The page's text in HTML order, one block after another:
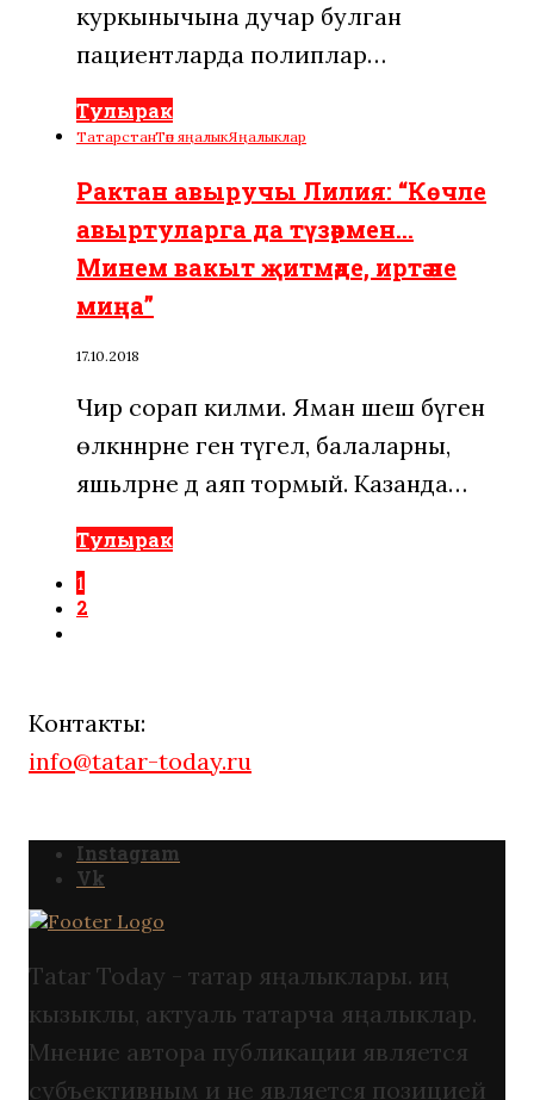
куркынычына дучар булган
пациентларда полиплар…
Тулырак
ТатарстанТөп яңалыкЯңалыклар
Рактан авыручы Лилия: “Көчле
авыртуларга да түзәрмен…
Минем вакыт җитмәде, иртә әле
миңа”
17.10.2018
Чир сорап килми. Яман шеш бүген
өлкәннәрне генә түгел, балаларны,
яшьләрне дә аяп тормый. Казанда…
Тулырак
1
2
Контакты:
info@tatar-today.ru
Instagram
Vk
Tatar Today - татар яңалыклары. иң
кызыклы, актуаль татарча яңалыклар.
Мнение автора публикации является
субъективным и не является позицией